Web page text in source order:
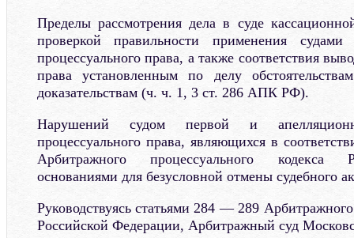
Пределы рассмотрения дела в суде
проверкой правильности применения
процессуального права, а также соответствия
права установленным по делу
доказательствам (ч. ч. 1, 3 ст. 286 АПК РФ).
Нарушений судом первой и
процессуального права, являющихся в
Арбитражного процессуального кодекса
основаниями для безусловной отмены судебного
Руководствуясь статьями 284 — 289 Арбитражного
Российской Федерации, Арбитражный суд